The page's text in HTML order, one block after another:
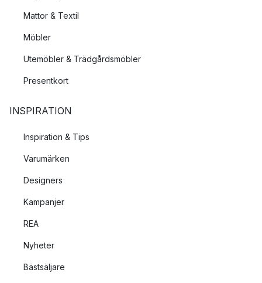
Mattor & Textil
Möbler
Utemöbler & Trädgårdsmöbler
Presentkort
INSPIRATION
Inspiration & Tips
Varumärken
Designers
Kampanjer
REA
Nyheter
Bästsäljare